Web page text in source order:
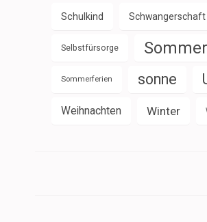
Schulkind Schwangerschaft
Selbstfürsorge Sommer
Sommerferien sonne
Weihnachten Winter